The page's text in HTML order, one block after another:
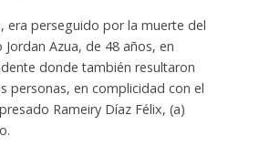
era perseguido por la muerte del
Azua, de 48 años, en
donde también resultaron
personas, en complicidad con el
Rameiry Díaz Félix, (a)